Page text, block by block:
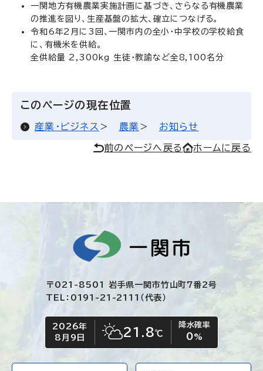
一関地方有機農業実施計画に基づき、さらなる有機農業
の推進を図り、生産基盤の拡大、確立につなげる。
令和6年2月に3回、一関市内の全小・中学校の学校給食
に、有機米を供給。
全供給量 2,300kg 生徒・教諭など全8,100名分
このページの現在位置
産業・ビジネス 農業 お知らせ
前のページへ戻る ホームに戻る
〒021-8501 岩手県一関市竹山町7番2号
TEL：0191-21-2111（代表）
今日の日付
2026年
8月9日
今日の天気
晴れ時々くもり
21.8℃
降水確率
0%